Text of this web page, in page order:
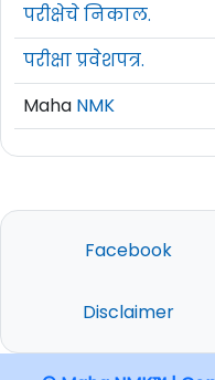
परीक्षेचे निकाल.
परीक्षा प्रवेशपत्र.
Maha NMK
Facebook
Disclaimer